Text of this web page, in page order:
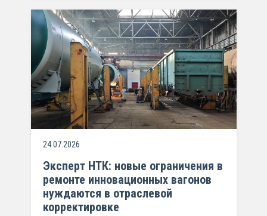
24.07.2026
Эксперт НТК: новые ограничения в
ремонте инновационных вагонов
нуждаются в отраслевой
корректировке